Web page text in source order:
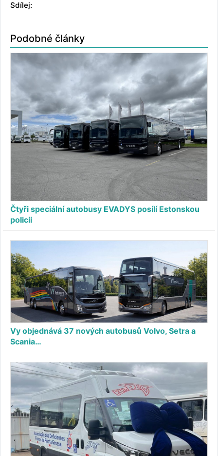
Sdílej:
Podobné články
Čtyři speciální autobusy EVADYS posílí Estonskou
policii
Vy objednává 37 nových autobusů Volvo, Setra a
Scania…